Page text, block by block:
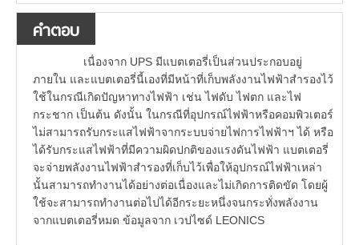
คำตอบ
เนื่องจาก UPS มีแบตเตอรี่เป็นส่วนประกอบอยู่
ภายใน และแบตเตอรี่นี้เองที่มีหน้าที่เก็บพลังงานไฟฟ้าสำรองไว้
ใช้ในกรณีเกิดปัญหาทางไฟฟ้า เช่น ไฟดับ ไฟตก และไฟ
กระชาก เป็นต้น ดังนั้น ในกรณีที่อุปกรณ์ไฟฟ้าหรือคอมพิวเตอร์
ไม่สามารถรับกระแสไฟฟ้าจากระบบจ่ายไฟการไฟฟ้าฯ ได้ หรือ
ได้รับกระแสไฟฟ้าที่มีความผิดปกติของแรงดันไฟฟ้า แบตเตอรี่
จะจ่ายพลังงานไฟฟ้าสำรองที่เก็บไว้เพื่อให้อุปกรณ์ไฟฟ้าเหล่า
นั้นสามารถทำงานได้อย่างต่อเนื่องและไม่เกิดการติดขัด โดยผู้
ใช้จะสามารถทำงานต่อไปได้อีกระยะหนึ่งจนกระทั่งพลังงาน
จากแบตเตอรี่หมด ข้อมูลจาก เวปไซด์ LEONICS